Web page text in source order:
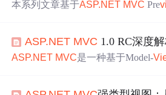
本系列文章基于ASP.NET MVC Pre
该要尽量让view中不涉及业务逻辑
个Blog首页的view。在安装了
ASP.NET MVC 1.0 RC深度解析：
ASP.NET MVC是一种基于Model-